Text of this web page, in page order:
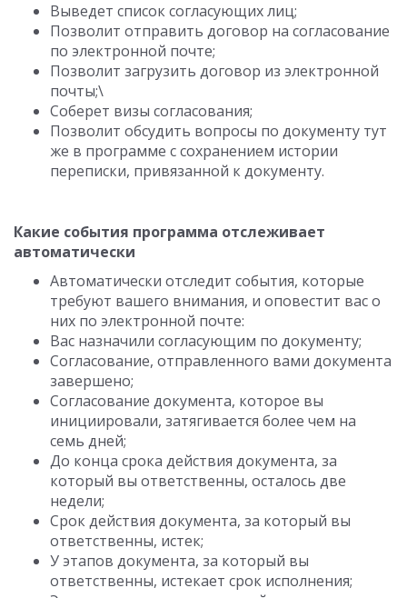
Выведет список согласующих лиц;
Позволит отправить договор на согласование
по электронной почте;
Позволит загрузить договор из электронной
почты;\
Соберет визы согласования;
Позволит обсудить вопросы по документу тут
же в программе с сохранением истории
переписки, привязанной к документу.
Какие события программа отслеживает
автоматически
Автоматически отследит события, которые
требуют вашего внимания, и оповестит вас о
них по электронной почте:
Вас назначили согласующим по документу;
Согласование, отправленного вами документа
завершено;
Согласование документа, которое вы
инициировали, затягивается более чем на
семь дней;
До конца срока действия документа, за
который вы ответственны, осталось две
недели;
Срок действия документа, за который вы
ответственны, истек;
У этапов документа, за который вы
ответственны, истекает срок исполнения;